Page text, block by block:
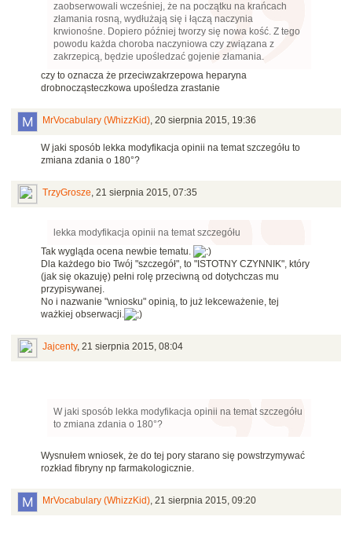
zaobserwowali wcześniej, że na początku na krańcach
złamania rosną, wydłużają się i łączą naczynia
krwionośne. Dopiero później tworzy się nowa kość. Z tego
powodu każda choroba naczyniowa czy związana z
zakrzepicą, będzie upośledzać gojenie złamania.
czy to oznacza że przeciwzakrzepowa heparyna
drobnocząsteczkowa upośledza zrastanie
MrVocabulary (WhizzKid), 20 sierpnia 2015, 19:36
W jaki sposób lekka modyfikacja opinii na temat szczegółu to
zmiana zdania o 180°?
TrzyGrosze, 21 sierpnia 2015, 07:35
lekka modyfikacja opinii na temat szczegółu
Tak wygląda ocena newbie tematu.
Dla każdego bio Twój "szczegół", to "ISTOTNY CZYNNIK", który
(jak się okazuję) pełni rolę przeciwną od dotychczas mu
przypisywanej.
No i nazwanie "wniosku" opinią, to już lekceważenie, tej
ważkiej obserwacji.
Jajcenty, 21 sierpnia 2015, 08:04
W jaki sposób lekka modyfikacja opinii na temat szczegółu
to zmiana zdania o 180°?
Wysnułem wniosek, że do tej pory starano się powstrzymywać
rozkład fibryny np farmakologicznie.
MrVocabulary (WhizzKid), 21 sierpnia 2015, 09:20